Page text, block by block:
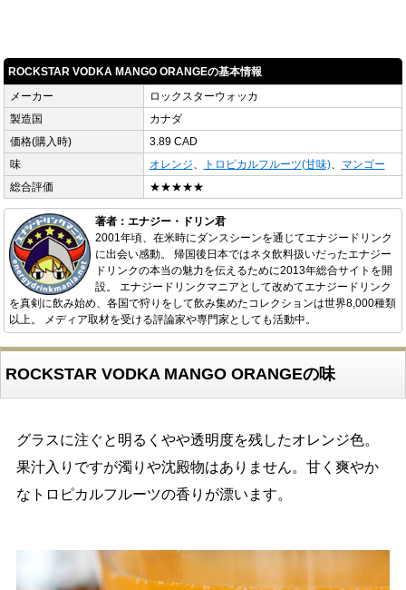
ROCKSTAR VODKA MANGO ORANGEの基本情報
メーカー
ロックスターウォッカ
製造国
カナダ
価格(購入時)
3.89 CAD
味
オレンジ、 トロピカルフルーツ(甘味)、
マンゴー
総合評価
★★★★★
著者：エナジー・ドリン君
2001年頃、在米時にダンスシーンを通じてエナジードリンク
に出会い感動。 帰国後日本ではネタ飲料扱いだったエナジー
ドリンクの本当の魅力を伝えるために2013年総合サイトを開
設。 エナジードリンクマニアとして改めてエナジードリンク
を真剣に飲み始め、各国で狩りをして飲み集めたコレクションは世界8,000種類
以上。 メディア取材を受ける評論家や専門家としても活動中。
ROCKSTAR VODKA MANGO ORANGEの味
グラスに注ぐと明るくやや透明度を残したオレンジ色。
果汁入りですが濁りや沈殿物はありません。甘く爽やか
なトロピカルフルーツの香りが漂います。